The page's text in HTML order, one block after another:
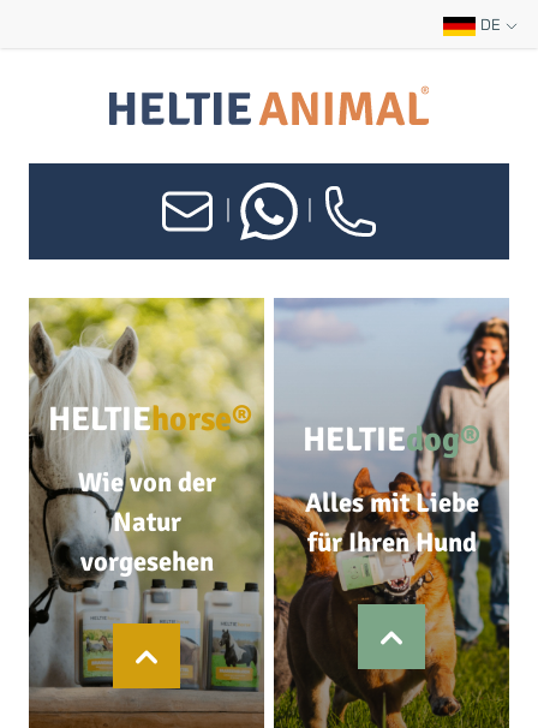
DE
HELTIEhorse®
Wie von der
Natur
vorgesehen
HELTIEdog®
Alles mit Liebe
für Ihren Hund